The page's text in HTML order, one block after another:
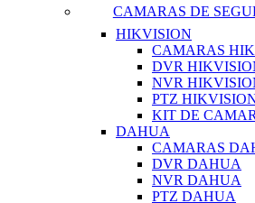
CAMARAS DE
HIKVISION
CAMARAS
DVR
NVR
PTZ
KIT DE
DAHUA
CAMARAS
DVR DAHUA
NVR DAHUA
PTZ DAHUA